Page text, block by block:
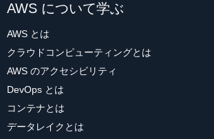
AWS について学ぶ
AWS とは
クラウドコンピューティングとは
AWS のアクセシビリティ
DevOps とは
コンテナとは
データレイクとは